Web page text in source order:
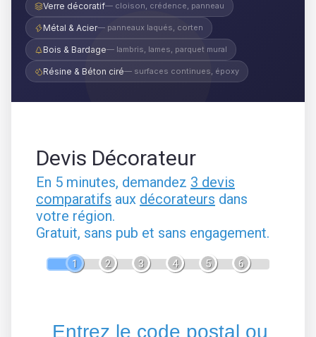
Verre décoratif— cloison, crédence, panneau
Métal & Acier— panneaux laqués, corten
Bois & Bardage— lambris, lames, parquet mural
Résine & Béton ciré— surfaces continues, époxy
Devis Décorateur
En 5 minutes, demandez 3 devis
comparatifs aux décorateurs dans
votre région.
Gratuit, sans pub et sans engagement.
1 2 3 4 5 6
Entrez le code postal ou